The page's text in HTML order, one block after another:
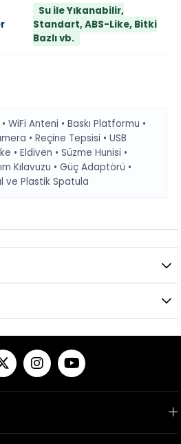
Su ile Yıkanabilir,
Standart, ABS-Like, Bitki
Bazlı vb.
WiFi Anteni • Baskı Platformu •
• Reçine Tepsisi • USB
• Eldiven • Süzme Hunisi •
Kılavuzu • Güç Adaptörü •
ve Plastik Spatula